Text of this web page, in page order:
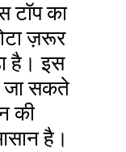
टॉप का
ज़रूर
है। इस
जा सकते
की
है।